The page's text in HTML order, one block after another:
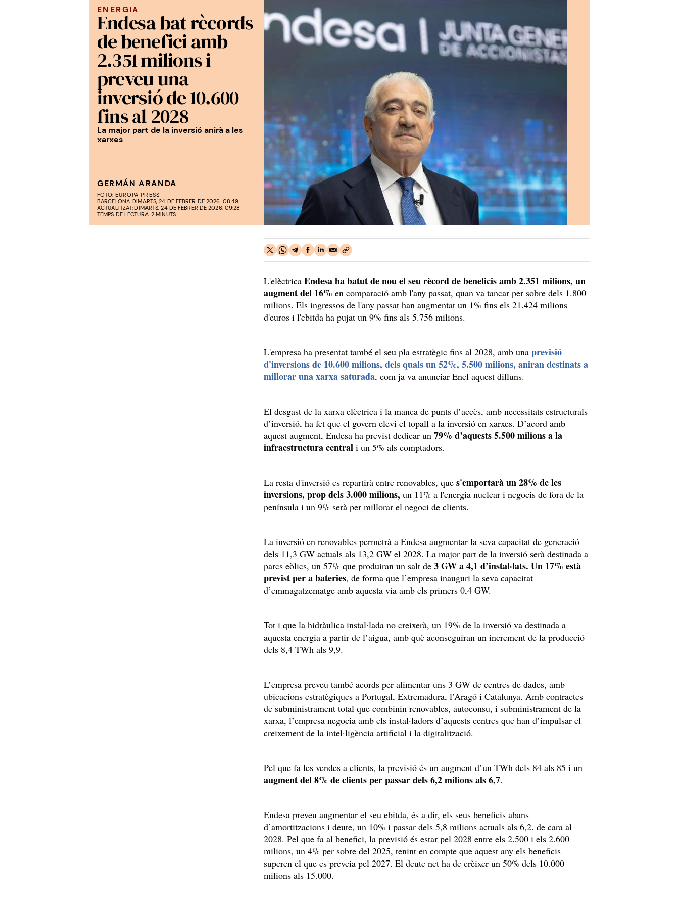
ENERGIA
Endesa bat rècords
de benefici amb
2.351 milions i
preveu una
inversió de 10.600
fins al 2028
La major part de la inversió anirà a les
xarxes
GERMÁN ARANDA
FOTO: EUROPA PRESS
BARCELONA. DIMARTS, 24 DE FEBRER DE 2026. 08:49
ACTUALITZAT: DIMARTS, 24 DE FEBRER DE 2026. 09:28
TEMPS DE LECTURA: 2 MINUTS
L'elèctrica Endesa ha batut de nou el seu rècord de beneficis amb 2.351 milions, un
augment del 16% en comparació amb l'any passat, quan va tancar per sobre dels 1.800
milions. Els ingressos de l'any passat han augmentat un 1% fins els 21.424 milions
d'euros i l'ebitda ha pujat un 9% fins als 5.756 milions.
L'empresa ha presentat també el seu pla estratègic fins al 2028, amb una previsió
d'inversions de 10.600 milions, dels quals un 52%, 5.500 milions, aniran destinats a
millorar una xarxa saturada, com ja va anunciar Enel aquest dilluns.
El desgast de la xarxa elèctrica i la manca de punts d’accès, amb necessitats estructurals
d’inversió, ha fet que el govern elevi el topall a la inversió en xarxes. D’acord amb
aquest augment, Endesa ha previst dedicar un 79% d’aquests 5.500 milions a la
infraestructura central i un 5% als comptadors.
La resta d'inversió es repartirà entre renovables, que s'emportarà un 28% de les
inversions, prop dels 3.000 milions, un 11% a l'energia nuclear i negocis de fora de la
península i un 9% serà per millorar el negoci de clients.
La inversió en renovables permetrà a Endesa augmentar la seva capacitat de generació
dels 11,3 GW actuals als 13,2 GW el 2028. La major part de la inversió serà destinada a
parcs eòlics, un 57% que produiran un salt de 3 GW a 4,1 d’instal·lats. Un 17% està
previst per a bateries, de forma que l’empresa inauguri la seva capacitat
d’emmagatzematge amb aquesta via amb els primers 0,4 GW.
Tot i que la hidràulica instal·lada no creixerà, un 19% de la inversió va destinada a
aquesta energia a partir de l’aigua, amb què aconseguiran un increment de la producció
dels 8,4 TWh als 9,9.
L’empresa preveu també acords per alimentar uns 3 GW de centres de dades, amb
ubicacions estratègiques a Portugal, Extremadura, l’Aragó i Catalunya. Amb contractes
de subministrament total que combinin renovables, autoconsu, i subministrament de la
xarxa, l’empresa negocia amb els instal·ladors d’aquests centres que han d’impulsar el
creixement de la intel·ligència artificial i la digitalització.
Pel que fa les vendes a clients, la previsió és un augment d’un TWh dels 84 als 85 i un
augment del 8% de clients per passar dels 6,2 milions als 6,7.
Endesa preveu augmentar el seu ebitda, és a dir, els seus beneficis abans
d’amortitzacions i deute, un 10% i passar dels 5,8 milions actuals als 6,2. de cara al
2028. Pel que fa al benefici, la previsió és estar pel 2028 entre els 2.500 i els 2.600
milions, un 4% per sobre del 2025, tenint en compte que aquest any els beneficis
superen el que es preveia pel 2027. El deute net ha de crèixer un 50% dels 10.000
milions als 15.000.